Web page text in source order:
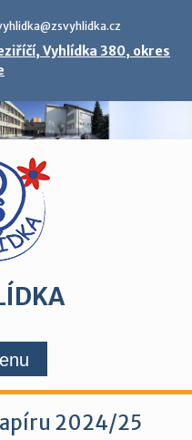
Vyhlídka 380, okres
2024/25